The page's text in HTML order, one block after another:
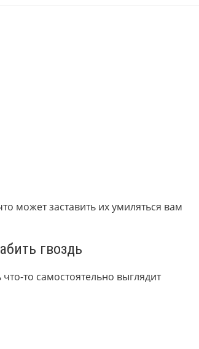
может заставить их умиляться вам
гвоздь
то самостоятельно выглядит